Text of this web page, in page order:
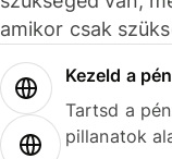
amikor csak
Kezeld a
Tartsd a
pillanatok